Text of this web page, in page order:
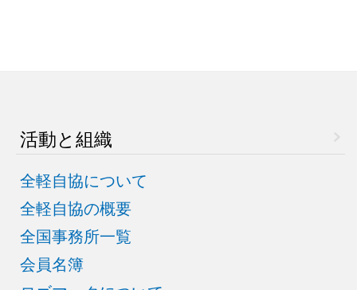
活動と組織
全軽自協について
全軽自協の概要
全国事務所一覧
会員名簿